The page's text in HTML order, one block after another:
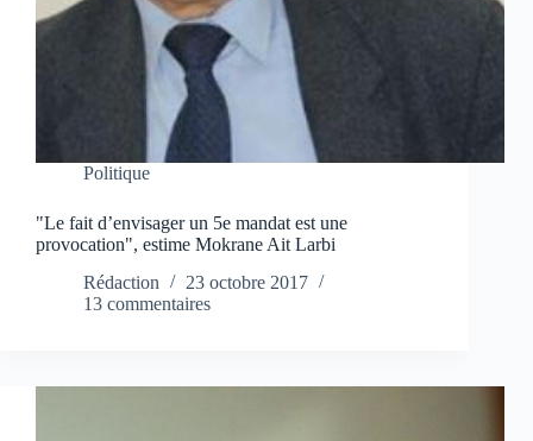
Politique
"Le fait d’envisager un 5e mandat est une
provocation", estime Mokrane Ait Larbi
Rédaction
23 octobre 2017
13 commentaires